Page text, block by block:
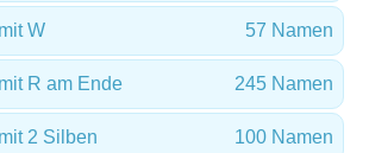
W 57 Namen
R am Ende 245 Namen
2 Silben 100 Namen